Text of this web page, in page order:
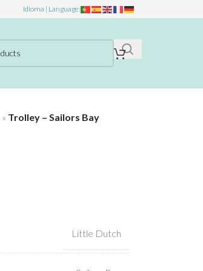
Idioma | Language:
» Trolley – Sailors Bay
Little Dutch